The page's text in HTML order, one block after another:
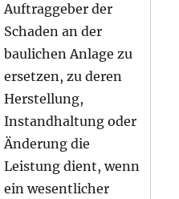
Auftraggeber der
Schaden an der
baulichen Anlage zu
ersetzen, zu deren
Herstellung,
Instandhaltung oder
Änderung die
Leistung dient, wenn
ein wesentlicher